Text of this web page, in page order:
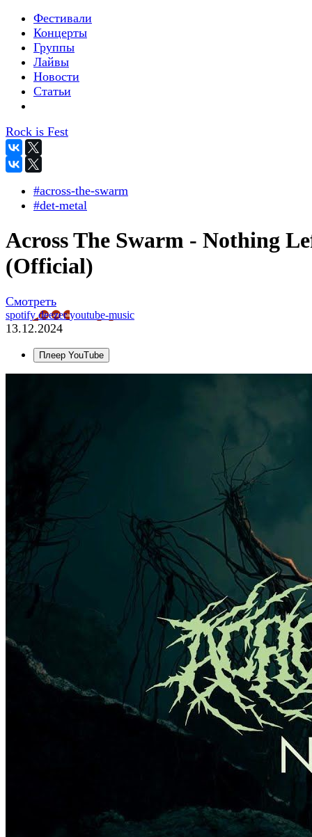
Фестивали
Концерты
Группы
Лайвы
Новости
Статьи
Rock is Fest
#across-the-swarm
#det-metal
Across The Swarm - Nothing
(Official)
Смотреть
spotifydeezeryoutube-music
13.12.2024
Плеер YouTube